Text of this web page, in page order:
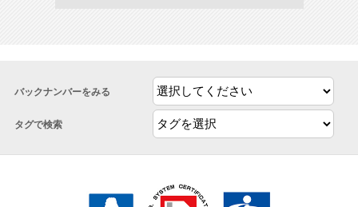
バックナンバーをみる
タグで検索